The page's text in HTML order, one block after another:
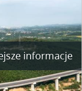
informacje